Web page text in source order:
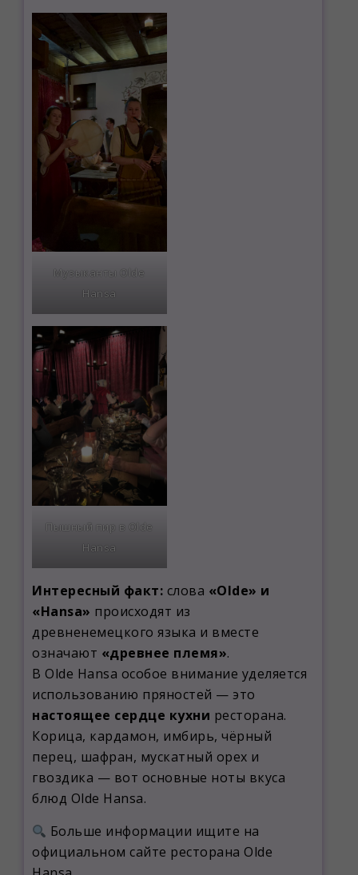
Музыканты Olde
Hansa
Пышный пир в Olde
Hansa
Интересный факт: слова «Olde» и
«Hansa» происходят из
древненемецкого языка и вместе
означают «древнее племя».
В Olde Hansa особое внимание уделяется
использованию пряностей — это
настоящее сердце кухни ресторана.
Корица, кардамон, имбирь, чёрный
перец, шафран, мускатный орех и
гвоздика — вот основные ноты вкуса
блюд Olde Hansa.
Больше информации ищите на
официальном сайте ресторана Olde